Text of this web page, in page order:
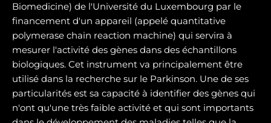
Biomedicine) de l'Université du Luxembourg par le
financement d'un appareil (appelé quantitative
polymerase chain reaction machine) qui servira à
mesurer l'activité des gènes dans des échantillons
biologiques. Cet instrument va principalement être
utilisé dans la recherche sur le Parkinson. Une de ses
particularités est sa capacité à identifier des gènes qui
n'ont qu'une très faible activité et qui sont importants